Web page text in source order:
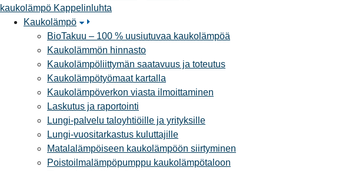
kaukolämpö Kappelinluhta
Kaukolämpö
BioTakuu – 100 % uusiutuvaa kaukolämpöä
Kaukolämmön hinnasto
Kaukolämpöliittymän saatavuus ja toteutus
Kaukolämpötyömaat kartalla
Kaukolämpöverkon viasta ilmoittaminen
Laskutus ja raportointi
Lungi-palvelu taloyhtiöille ja yrityksille
Lungi-vuositarkastus kuluttajille
Matalalämpöiseen kaukolämpöön siirtyminen
Poistoilmalämpöpumppu kaukolämpötaloon